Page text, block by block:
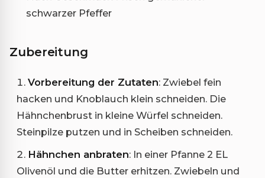
schwarzer Pfeffer
Zubereitung
Vorbereitung der Zutaten: Zwiebel fein
hacken und Knoblauch klein schneiden. Die
Hähnchenbrust in kleine Würfel schneiden.
Steinpilze putzen und in Scheiben schneiden.
Hähnchen anbraten: In einer Pfanne 2 EL
Olivenöl und die Butter erhitzen. Zwiebeln und